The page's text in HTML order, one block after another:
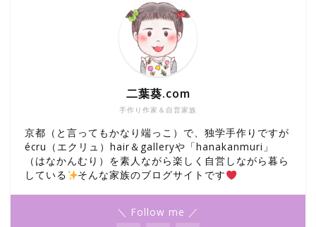
手作り作家＆自営家族
二葉葵.com
京都（と言ってもかなり端っこ）で、独学手作りですが
écru（エクリュ）hair＆galleryや「hanakanmuri」
（はなかんむり）を素人ながら楽しく自営しながら暮ら
している
そんな家族のブログサイトです
＼ Follow me ／